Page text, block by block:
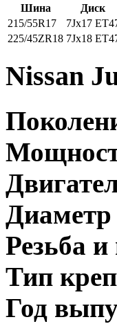
Шина Диск
215/55R17
7Jx17
225/45ZR18 7Jx18
Nissan
Диаметр
Резьба
Тип
Год